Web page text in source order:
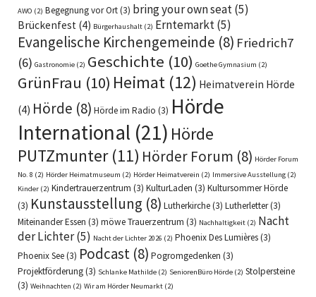
AWO (2) Begegnung vor Ort(3) bring your own seat(5)
Brückenfest (4) Bürgerhaushalt (2) Erntemarkt(5)
Evangelische Kirchengemeinde (8) Friedrich7
(6) Gastronomie (2) Geschichte (10) Goethe Gymnasium (2)
GrünFrau (10) Heimat (12) Heimatverein Hörde
(4) Hörde (8) Hörde im Radio (3) Hörde
International (21) Hörde
PUTZmunter(11) Hörder Forum (8) Hörder Forum
No. 8 (2) Hörder Heimatmuseum (2) Hörder Heimatverein (2) Immersive Ausstellung (2)
Kinder (2) Kindertrauerzentrum (3) KulturLaden (3) Kultursommer Hörde
(3) Kunstausstellung (8) Lutherkirche(3) Lutherletter(3)
Miteinander Essen (3) möwe Trauerzentrum (3) Nachhaltigkeit (2) Nacht
der Lichter(5) Nacht der Lichter 2026 (2) Phoenix Des Lumières(3)
Phoenix See(3) Podcast (8) Pogromgedenken (3)
Projektförderung(3) Schlanke Mathilde (2) SeniorenBüro Hörde (2) Stolpersteine
(3) Weihnachten (2) Wir am Hörder Neumarkt (2)